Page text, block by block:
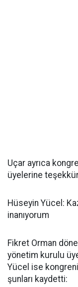
Uçar ayrıca
üyelerine
Hüseyin Yücel:
inanıyorum
Fikret Orman
yönetim kurulu
Yücel ise
şunları kaydetti: